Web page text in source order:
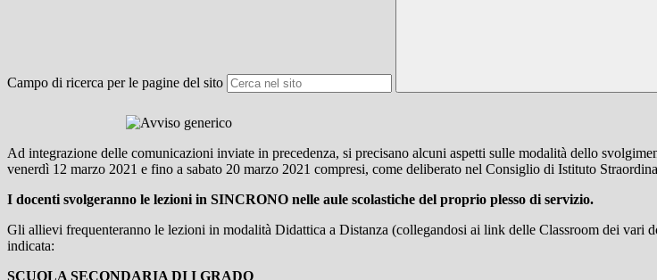
Campo di ricerca per le pagine del sito
Ad integrazione delle comunicazioni inviate in precedenza, si precisano alcuni aspetti sulle modalità dello
venerdì 12 marzo 2021 e fino a sabato 20 marzo 2021 compresi, come deliberato nel Consiglio di Istituto
I docenti svolgeranno le lezioni in SINCRONO nelle aule scolastiche del proprio plesso di servizio.
Gli allievi frequenteranno le lezioni in modalità Didattica a Distanza (collegandosi ai link delle Classroom dei vari
indicata:
SCUOLA SECONDARIA DI I GRADO